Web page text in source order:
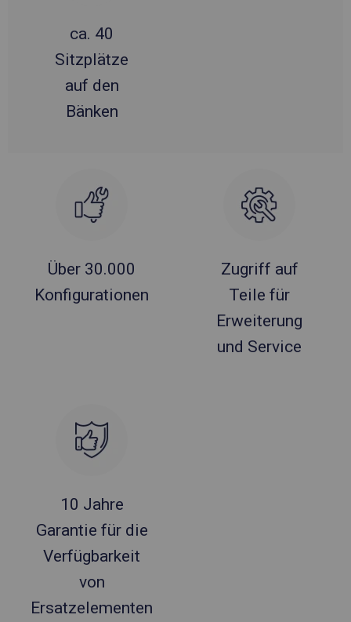
ca. 40
Sitzplätze
auf den
Bänken
Über 30.000
Konfigurationen
Zugriff auf
Teile für
Erweiterung
und Service
10 Jahre
Garantie für die
Verfügbarkeit
von
Ersatzelementen